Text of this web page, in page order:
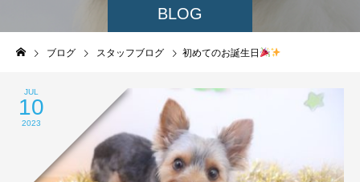
BLOG
ブログ スタッフブログ 初めてのお誕生日
JUL
10
2023